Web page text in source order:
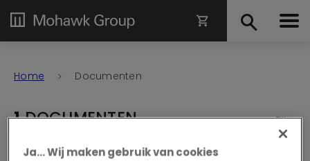
Home Documenten
1DOCUMENTEN Filter
Type document Garantie
Ja... Wij maken gebruik van cookies